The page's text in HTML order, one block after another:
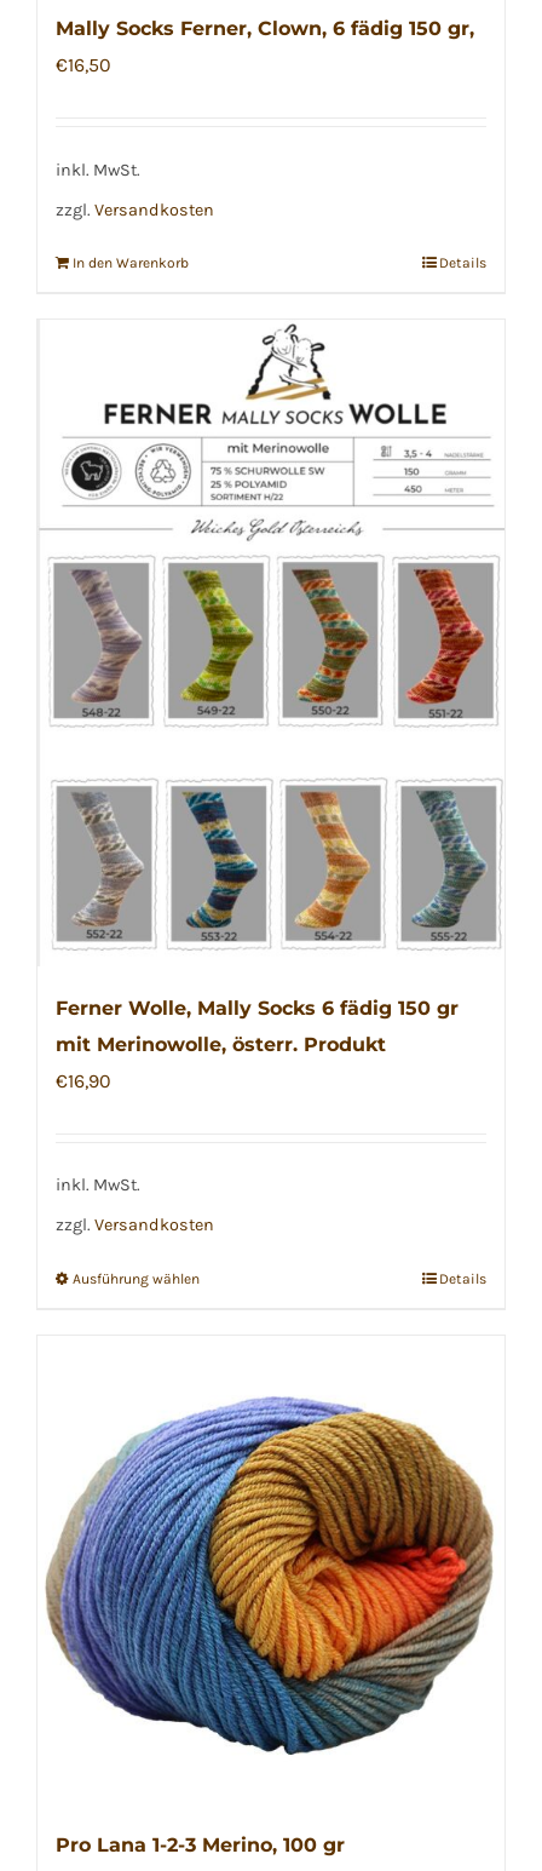
Mally Socks Ferner, Clown, 6 fädig 150 gr,
€16,50
inkl. MwSt.
zzgl. Versandkosten
In den Warenkorb Details
Ferner Wolle, Mally Socks 6 fädig 150 gr
mit Merinowolle, österr. Produkt
€16,90
inkl. MwSt.
zzgl. Versandkosten
Ausführung wählenDieses
Varianten
auf.
Die
Optionen
können
auf
der
Produktseite
gewählt
werden
Details
Pro Lana 1-2-3 Merino, 100 gr